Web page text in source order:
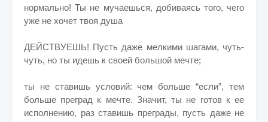
нормально! Ты не мучаешься, добиваясь того, чего
уже не хочет твоя душа
ДЕЙСТВУЕШЬ! Пусть даже мелкими шагами, чуть-
чуть, но ты идешь к своей большой мечте;
ты не ставишь условий: чем больше “если”, тем
больше преград к мечте. Значит, ты не готов к ее
исполнению, раз ставишь преграды, пусть даже не